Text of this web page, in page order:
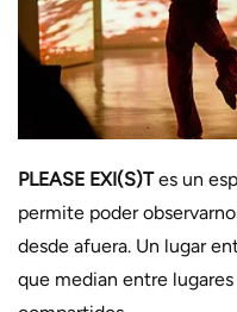
PLEASE EXI(S)Tes un
permite poder
desde afuera. Un lugar
que median entre